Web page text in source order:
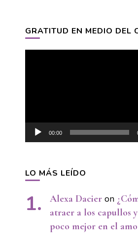
GRATITUD EN MEDIO DEL
00:00
LO MÁS LEÍDO
Alexa Dacieron
atraer a los capullos
poco mejor en el